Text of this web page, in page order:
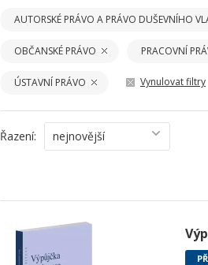
AUTORSKÉ PRÁVO A PRÁVO DUŠEVNÍHO
OBČANSKÉ PRÁVO PRACOVNÍ
ÚSTAVNÍ PRÁVO Vynulovat filtry
Řazení: nejnovější